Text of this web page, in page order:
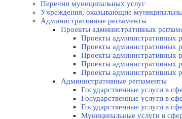
Перечни муниципальных услуг
Учреждения, оказывающие
Административные регламенты
Проекты административных
Проекты административных
Проекты административных
Проекты административных
Проекты административных
Проекты административных
Административные регламенты
Государственные услуги в
Государственные услуги в
Государственные услуги в
Муниципальные услуги в